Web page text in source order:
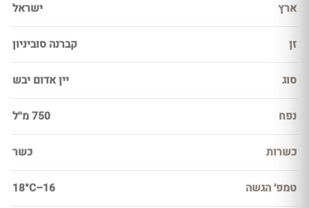
ארץ ישראל
זן קברנה סוביניון
סוג יין אדום יבש
נפח 750 מ''ל
כשרות כשר
טמפ׳ הגשה 16–18°C